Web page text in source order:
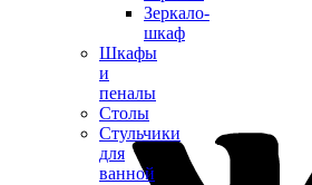
Зеркало-
шкаф
Шкафы
и
пеналы
Столы
Стульчики
для
ванной